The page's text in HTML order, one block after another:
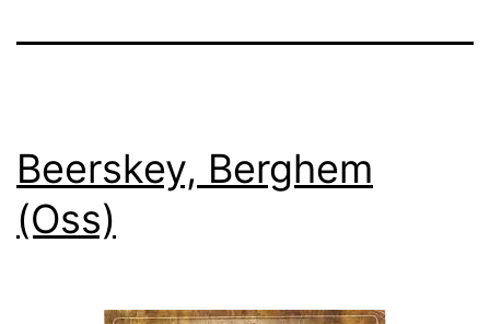
Beerskey, Berghem
(Oss)